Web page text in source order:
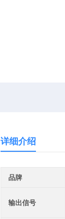
详细介绍
品牌
输出信号